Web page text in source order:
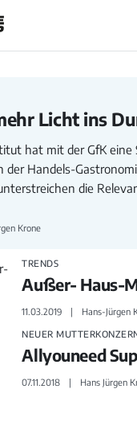
Licht ins
hat mit der GfK eine
der Handels-
die
Krone
TRENDS
Außer- Haus-
11.03.2019
Hans-Jürgen
NEUER
Allyouneed
07.11.2018 Hans Jürgen